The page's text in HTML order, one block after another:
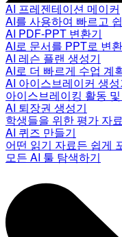
AI 프레젠테이션 메이커
AI를 사용하여 빠르고
AI PDF-PPT 변환기
AI로 문서를 PPT로 변
AI 레슨 플랜 생성기
AI로 더 빠르게 수업 계
AI 아이스브레이커 생성
아이스브레이킹 활동
AI 퇴장권 생성기
학생들을 위한 평가 자
AI 퀴즈 만들기
어떤 읽기 자료든 쉽게
모든 AI 툴 탐색하기